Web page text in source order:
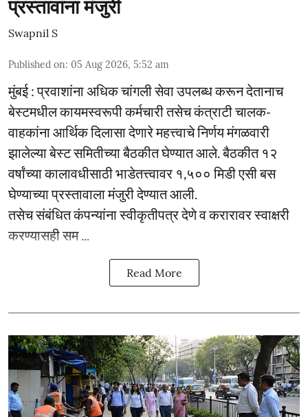
प्रस्तावांना मंजुरी
Swapnil S
Published on: 05 Aug 2026, 5:52 am
मुंबई : प्रवाशांना अधिक चांगली सेवा उपलब्ध करून देतानाच
बेस्टमधील कायमस्वरूपी कर्मचारी तसेच कंत्राटी चालक-
वाहकांना आर्थिक दिलासा देणारे महत्त्वाचे निर्णय मंगळवारी
झालेल्या बेस्ट समितीच्या बैठकीत घेण्यात आले. बैठकीत १२
वर्षांच्या कालावधीसाठी भाडेतत्त्वावर १,५०० मिडी एसी बस
घेण्याच्या प्रस्तावाला मंजुरी देण्यात आली.
तसेच संबंधित कंपन्यांना स्वीकृतीपत्र देणे व करारावर स्वाक्षरी
करण्यासही सम ...
Read More